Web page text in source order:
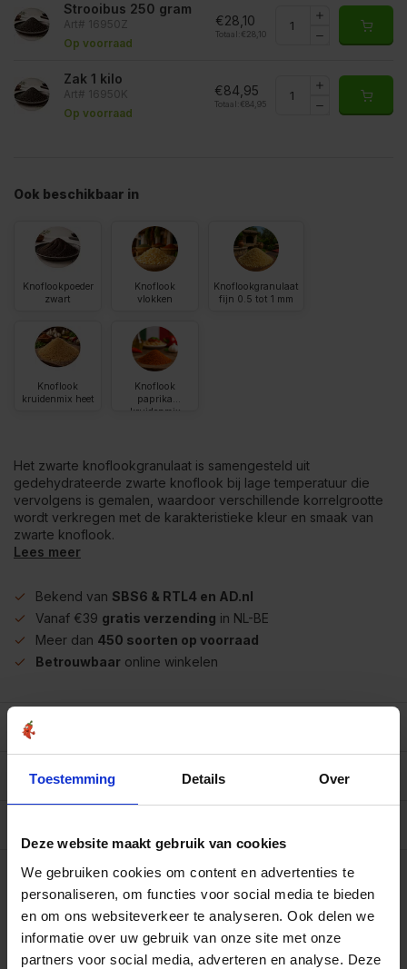
Toestemming Details Over
Deze website maakt gebruik van cookies
We gebruiken cookies om content en advertenties te
personaliseren, om functies voor social media te bieden
en om ons websiteverkeer te analyseren. Ook delen we
informatie over uw gebruik van onze site met onze
partners voor social media, adverteren en analyse. Deze
Strooibus 250 gram
Art# 16950Z
Op voorraad
€28,10
Totaal: €28,10
Zak 1 kilo
Art# 16950K
Op voorraad
€84,95
Totaal: €84,95
Ook beschikbaar in
Knoflookpoeder
zwart
Knoflook
vlokken
Knoflookgranulaat
fijn 0.5 tot 1 mm
Knoflook
kruidenmix heet
Knoflook
paprika
kruidenmix
Het zwarte knoflookgranulaat is samengesteld uit
gedehydrateerde zwarte knoflook bij lage temperatuur die
vervolgens is gemalen, waardoor verschillende korrelgrootte
wordt verkregen met de karakteristieke kleur en smaak van
zwarte knoflook.
Lees meer
Bekend van SBS6 & RTL4 en AD.nl
Vanaf €39 gratis verzending in NL-BE
Meer dan 450 soorten op voorraad
Betrouwbaar online winkelen
Beschrijving
Reviews 0/10
verzonden.
Zakje 80 gram
Art# 16950S
Op voorraad
€9,95